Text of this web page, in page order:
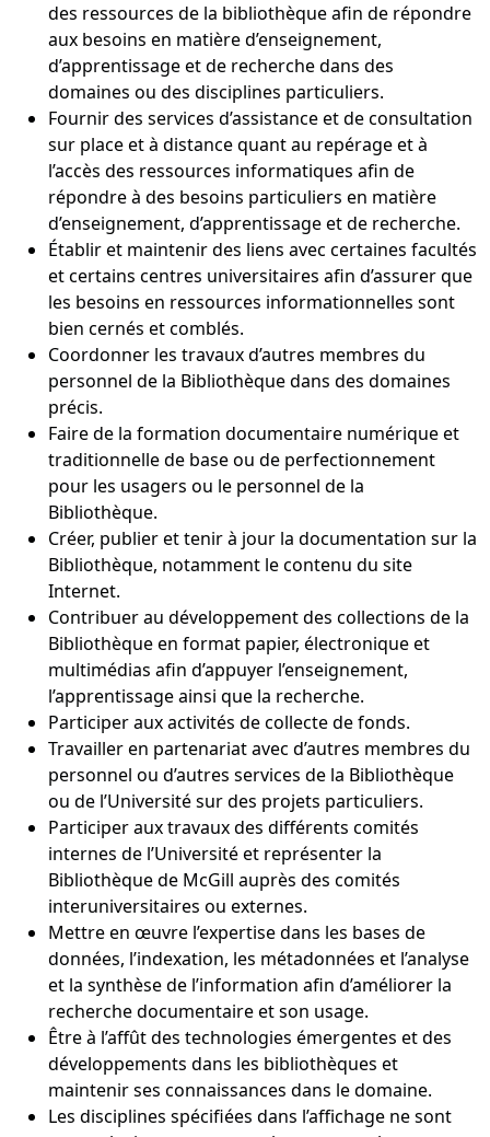
des ressources de la bibliothèque afin de répondre
aux besoins en matière d’enseignement,
d’apprentissage et de recherche dans des
domaines ou des disciplines particuliers.
Fournir des services d’assistance et de consultation
sur place et à distance quant au repérage et à
l’accès des ressources informatiques afin de
répondre à des besoins particuliers en matière
d’enseignement, d’apprentissage et de recherche.
Établir et maintenir des liens avec certaines facultés
et certains centres universitaires afin d’assurer que
les besoins en ressources informationnelles sont
bien cernés et comblés.
Coordonner les travaux d’autres membres du
personnel de la Bibliothèque dans des domaines
précis.
Faire de la formation documentaire numérique et
traditionnelle de base ou de perfectionnement
pour les usagers ou le personnel de la
Bibliothèque.
Créer, publier et tenir à jour la documentation sur la
Bibliothèque, notamment le contenu du site
Internet.
Contribuer au développement des collections de la
Bibliothèque en format papier, électronique et
multimédias afin d’appuyer l’enseignement,
l’apprentissage ainsi que la recherche.
Participer aux activités de collecte de fonds.
Travailler en partenariat avec d’autres membres du
personnel ou d’autres services de la Bibliothèque
ou de l’Université sur des projets particuliers.
Participer aux travaux des différents comités
internes de l’Université et représenter la
Bibliothèque de McGill auprès des comités
interuniversitaires ou externes.
Mettre en œuvre l’expertise dans les bases de
données, l’indexation, les métadonnées et l’analyse
et la synthèse de l’information afin d’améliorer la
recherche documentaire et son usage.
Être à l’affût des technologies émergentes et des
développements dans les bibliothèques et
maintenir ses connaissances dans le domaine.
Les disciplines spécifiées dans l’affichage ne sont